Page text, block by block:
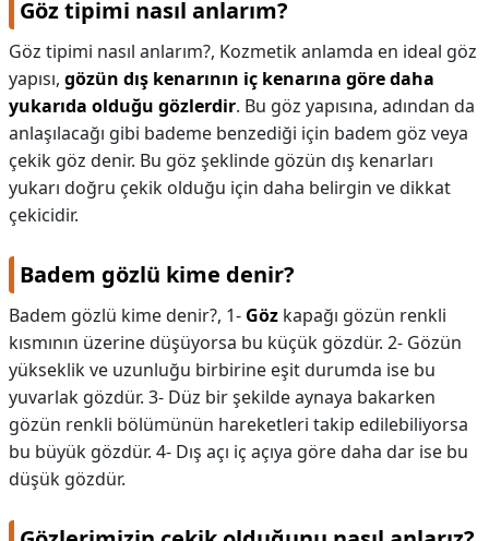
Göz tipimi nasıl anlarım?
Göz tipimi nasıl anlarım?, Kozmetik anlamda en ideal göz
yapısı, gözün dış kenarının iç kenarına göre daha
yukarıda olduğu gözlerdir. Bu göz yapısına, adından da
anlaşılacağı gibi bademe benzediği için badem göz veya
çekik göz denir. Bu göz şeklinde gözün dış kenarları
yukarı doğru çekik olduğu için daha belirgin ve dikkat
çekicidir.
Badem gözlü kime denir?
Badem gözlü kime denir?, 1- Göz kapağı gözün renkli
kısmının üzerine düşüyorsa bu küçük gözdür. 2- Gözün
yükseklik ve uzunluğu birbirine eşit durumda ise bu
yuvarlak gözdür. 3- Düz bir şekilde aynaya bakarken
gözün renkli bölümünün hareketleri takip edilebiliyorsa
bu büyük gözdür. 4- Dış açı iç açıya göre daha dar ise bu
düşük gözdür.